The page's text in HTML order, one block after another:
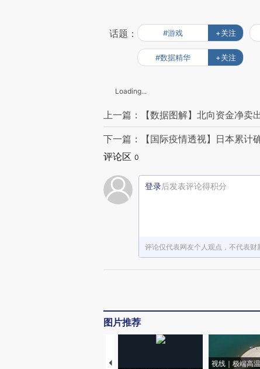
话题： #游戏 +关注
#数据精华 +关注
Loading...
上一篇：【数据图解】北向资金净卖
下一篇：【国际疫情透视】日本累计
评论区 0
登录后发表评论得积分
评论仅代表网友个人观点，不代表财
图片推荐
视线｜极端高